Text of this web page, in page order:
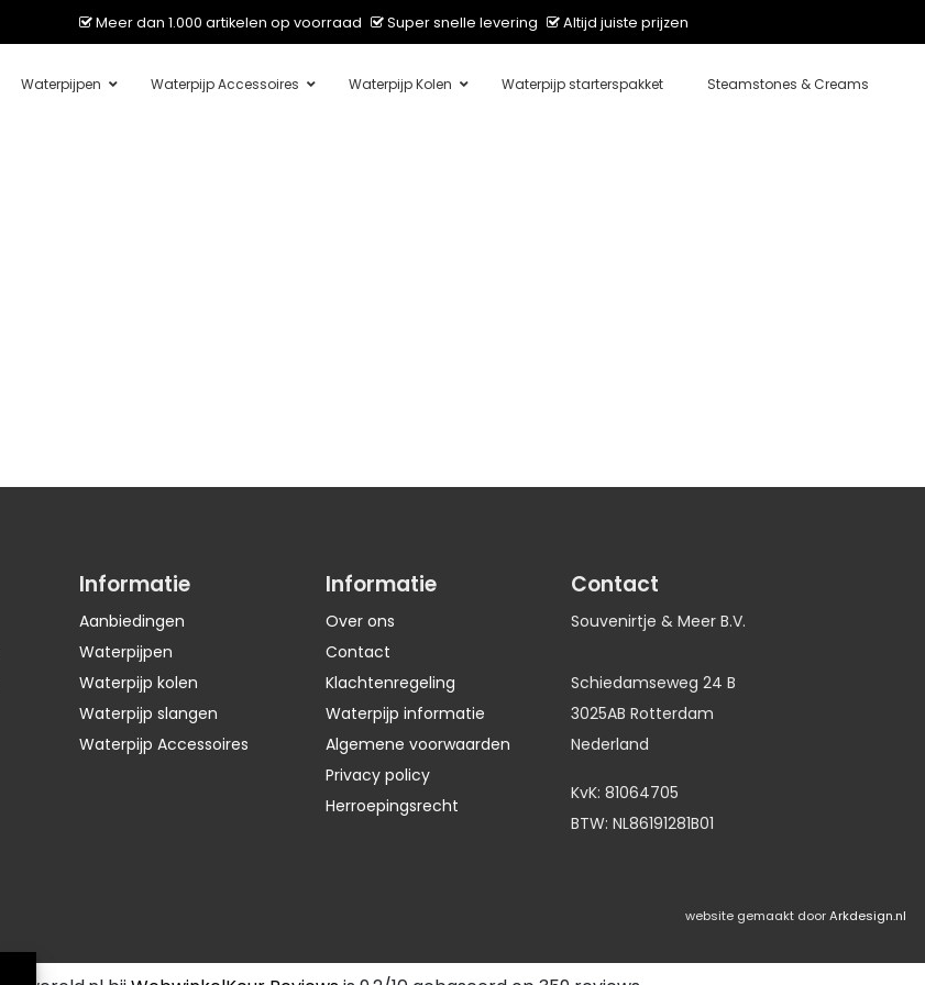
Meer dan 1.000 artikelen op voorraad Super snelle levering Altijd juiste prijzen
Waterpijpen Waterpijp Accessoires Waterpijp Kolen Waterpijp starterspakket Steamstones & Creams
Informatie
Aanbiedingen
Waterpijpen
Waterpijp kolen
Waterpijp slangen
Waterpijp Accessoires
Informatie
Over ons
Contact
Klachtenregeling
Waterpijp informatie
Algemene voorwaarden
Privacy policy
Herroepingsrecht
Contact
Souvenirtje & Meer B.V.
Schiedamseweg 24 B
3025AB Rotterdam
Nederland
KvK: 81064705
BTW: NL86191281B01
website gemaakt doorArkdesign.nl